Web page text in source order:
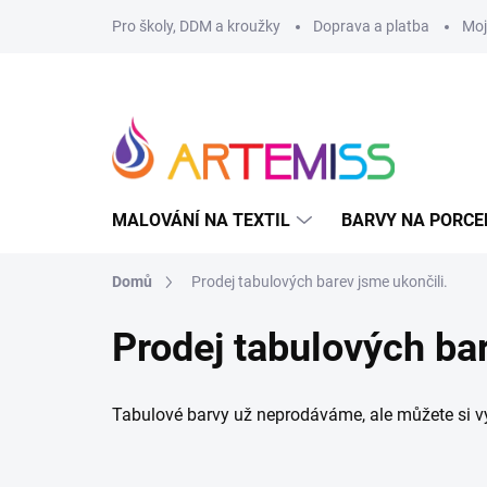
Pro školy, DDM a kroužky Doprava a platba
MALOVÁNÍ NA TEXTIL BARVY NA
Domů Prodej tabulových barev jsme ukončili.
Prodej tabulových
Tabulové barvy už neprodáváme, ale můžete si